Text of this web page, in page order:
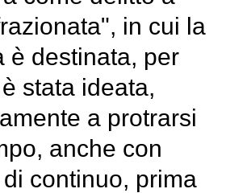
in cui la
è destinata, per
stata ideata,
a protrarsi
anche con
continuo, prima